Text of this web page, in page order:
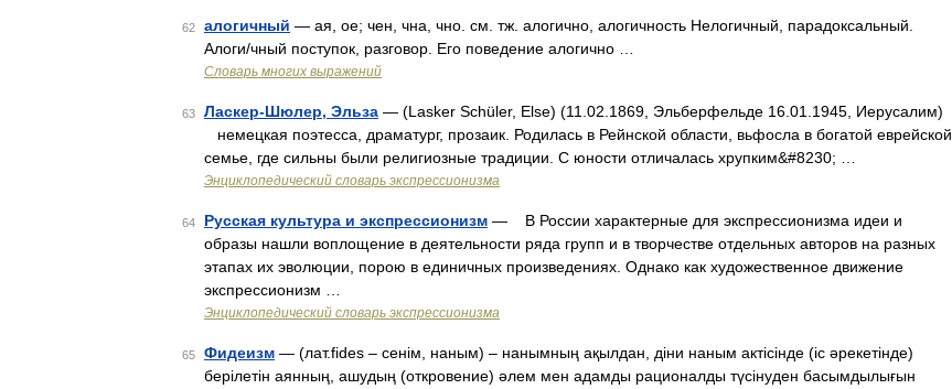
62 алогичный — ая, ое; чен, чна, чно. см. тж. алогично, алогичность Нелогичный, парадоксальный.
Алоги/чный поступок, разговор. Его поведение алогично …
Словарь многих выражений
63 Ласкер-Шюлер, Эльза — (Lasker Schüler, Else) (11.02.1869, Эльберфельде 16.01.1945, Иерусалим)
немецкая поэтесса, драматург, прозаик. Родилась в Рейнской области, вьфосла в богатой еврейской
семье, где сильны были религиозные традиции. С юности отличалась хрупким&#8230; …
Энциклопедический словарь экспрессионизма
64 Русская культура и экспрессионизм — В России характерные для экспрессионизма идеи и
образы нашли воплощение в деятельности ряда групп и в творчестве отдельных авторов на разных
этапах их эволюции, порою в единичных произведениях. Однако как художественное движение
экспрессионизм …
Энциклопедический словарь экспрессионизма
65 Фидеизм — (лат.fides – сенім, наным) – нанымның ақылдан, діни наным актісінде (іс әрекетінде)
берілетін аянның, ашудың (откровение) әлем мен адамды рационалды түсінуден басымдылығын